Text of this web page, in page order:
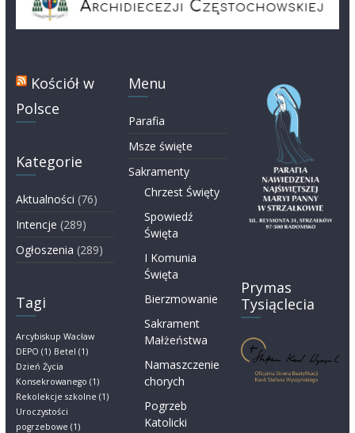
Kościół w
Polsce
Kategorie
Aktualności (76)
Intencje (289)
Ogłoszenia (289)
Tagi
Arcybiskup Wacław
DEPO (1) Betel (1)
Dzień Życia
Konsekrowanego (1)
Rekolekcje szkolne (1)
Uroczystości
pogrzebowe (1)
Menu
Parafia
Msze święte
Sakramenty
Chrzest Święty
Spowiedź
Święta
I Komunia
Święta
Bierzmowanie
Sakrament
Małżeństwa
Namaszczenie
chorych
Pogrzeb
Katolicki
Prymas
Tysiąclecia